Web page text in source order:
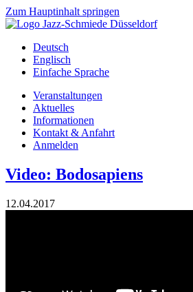
Zum Hauptinhalt springen
Deutsch
Englisch
Einfache Sprache
Veranstaltungen
Aktuelles
Informationen
Kontakt & Anfahrt
Anmelden
Video: Bodosapiens
12.04.2017